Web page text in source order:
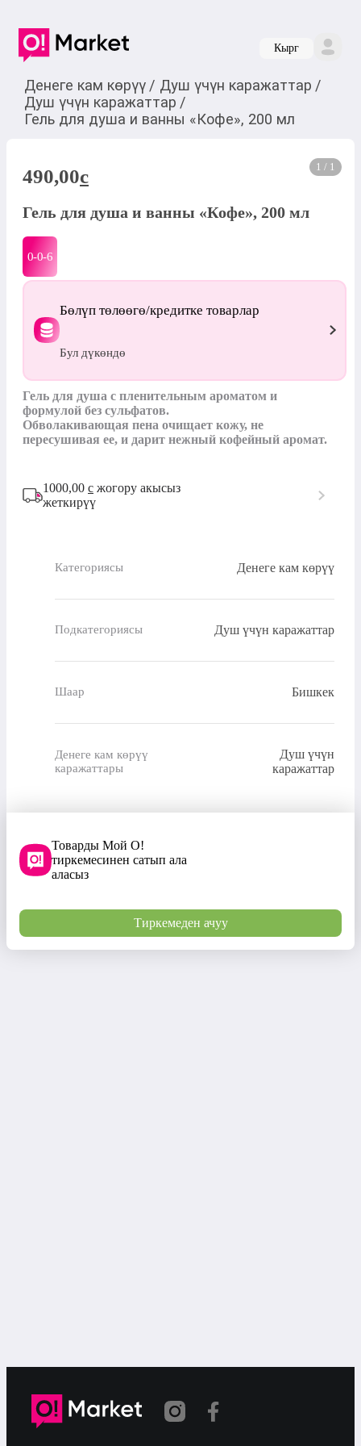
Кырг
Денеге кам көрүү / Душ үчүн каражаттар /
Душ үчүн каражаттар /
Гель для душа и ванны «Кофе», 200 мл
1 / 1
490,00c
Гель для душа и ванны «Кофе», 200 мл
0-0-6
Бөлүп төлөөгө/кредитке товарлар
Бул дүкөндө
Гель для душа с пленительным ароматом и
формулой без сульфатов.
Обволакивающая пена очищает кожу, не
пересушивая ее, и дарит нежный кофейный аромат.
1000,00 с жогору акысыз
жеткирүү
Категориясы Денеге кам көрүү
Подкатегориясы Душ үчүн каражаттар
Шаар Бишкек
Денеге кам көрүү
каражаттары
Душ үчүн
каражаттар
Товарды Мой О!
тиркемесинен сатып ала
аласыз
Тиркемеден ачуу